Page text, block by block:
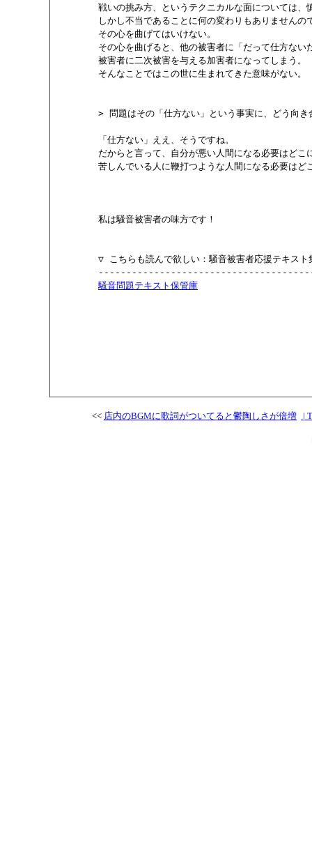
戦いの挑み方、というテクニカルな面については、
しかし不当であることに何の変わりもありませんの
        その心を曲げてはいけない。
その心を曲げると、他の被害者に「だって仕方ない
        被害者に二次被害を与える加害者になってしまう。
        そんなことではこの世に生まれてきた意味がない。
> 問題はその「仕方ない」という事実に、どう向き
        「仕方ない」ええ、そうですね。
だからと言って、自分が悪い人間になる必要はどこ
苦しんでいる人に鞭打つような人間になる必要はど
        私は騒音被害者の味方です！
▽ こちらも読んで欲しい：騒音被害者応援テキスト
騒音問題テキスト保管庫
<< 店内のBGMに歌詞がついてると鬱陶しさが倍増 |